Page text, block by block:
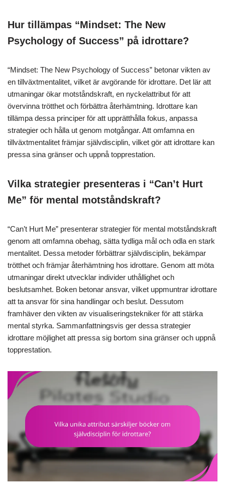
Hur tillämpas “Mindset: The New
Psychology of Success” på idrottare?
“Mindset: The New Psychology of Success” betonar vikten av
en tillväxtmentalitet, vilket är avgörande för idrottare. Det lär att
utmaningar ökar motståndskraft, en nyckelattribut för att
övervinna trötthet och förbättra återhämtning. Idrottare kan
tillämpa dessa principer för att upprätthålla fokus, anpassa
strategier och hålla ut genom motgångar. Att omfamna en
tillväxtmentalitet främjar självdisciplin, vilket gör att idrottare kan
pressa sina gränser och uppnå topprestation.
Vilka strategier presenteras i “Can’t Hurt
Me” för mental motståndskraft?
“Can’t Hurt Me” presenterar strategier för mental motståndskraft
genom att omfamna obehag, sätta tydliga mål och odla en stark
mentalitet. Dessa metoder förbättrar självdisciplin, bekämpar
trötthet och främjar återhämtning hos idrottare. Genom att möta
utmaningar direkt utvecklar individer uthållighet och
beslutsamhet. Boken betonar ansvar, vilket uppmuntrar idrottare
att ta ansvar för sina handlingar och beslut. Dessutom
framhäver den vikten av visualiseringstekniker för att stärka
mental styrka. Sammanfattningsvis ger dessa strategier
idrottare möjlighet att pressa sig bortom sina gränser och uppnå
topprestation.